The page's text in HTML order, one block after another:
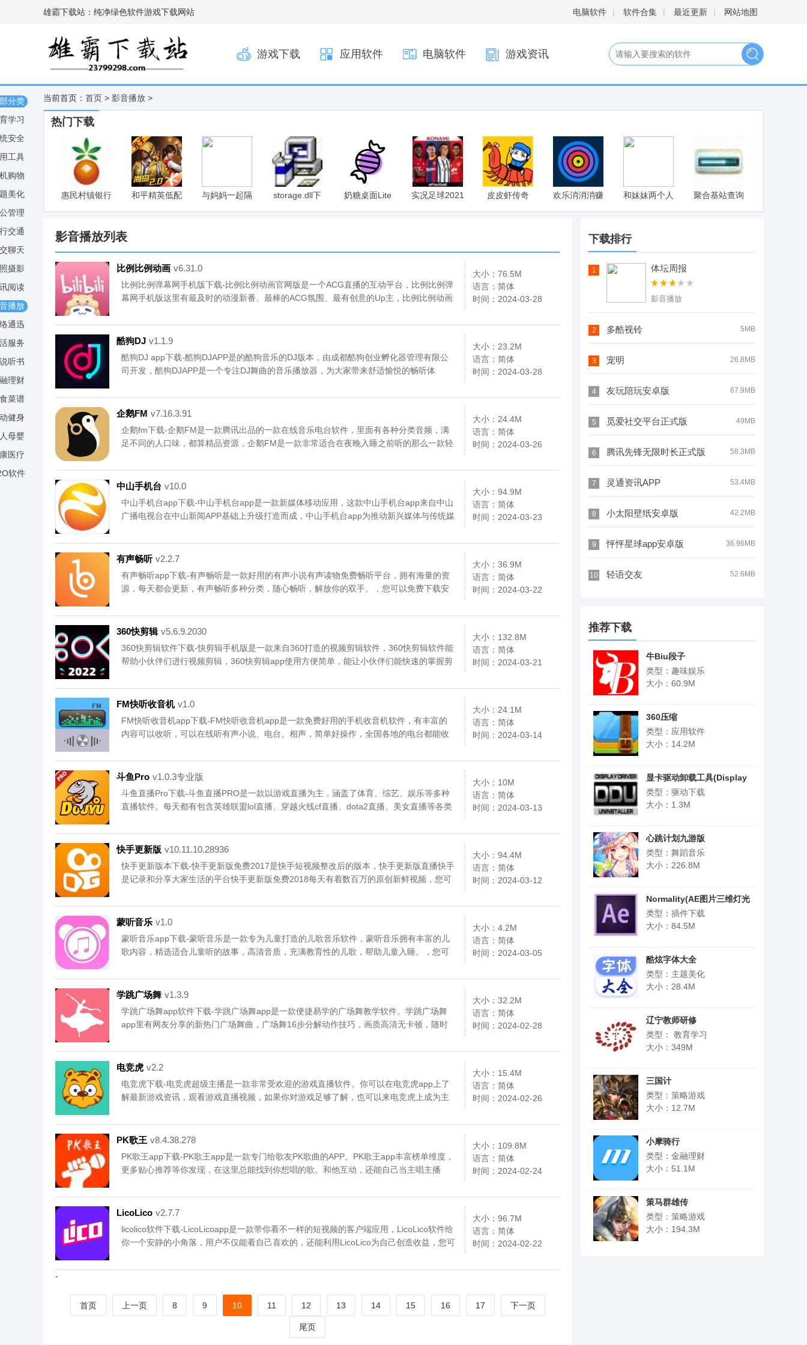
雄霸下载站：纯净绿色软件游戏下载网站 电脑软件 | 软件合集 | 最近更新 | 网站地图
游戏下载 应用软件 电脑软件 游戏资讯
当前首页： 首页 > 影音播放 >
热门下载
惠民村镇银行
网银助手
和平精英低配
版
与妈妈一起隔
离V6最新版
storage.dll下
载
奶糖桌面Lite 实况足球2021 皮皮虾传奇
欢乐消消消赚
钱版
和妹妹两个人
看家安卓汉化
聚合基站查询
影音播放列表
大小：76.5M
语言：简体
时间：2024-03-28
比例比例动画 v6.31.0
比例比例弹幕网手机版下载-比例比例动画官网版是一个ACG直播的互动平台，比例比例弹
幕网手机版这里有最及时的动漫新番、最棒的ACG氛围、最有创意的Up主，比例比例动画
大家可以在比例比例弹幕网app这里找到许多欢乐，您可以免费下载安卓手机比例比例动
画。
大小：23.2M
语言：简体
时间：2024-03-28
酷狗DJ v1.1.9
酷狗DJ app下载-酷狗DJAPP是的酷狗音乐的DJ版本，由成都酷狗创业孵化器管理有限公
司开发，酷狗DJAPP是一个专注DJ舞曲的音乐播放器，为大家带来舒适愉悦的畅听体
大小：24.4M
语言：简体
时间：2024-03-26
企鹅FM v7.16.3.91
企鹅fm下载-企鹅FM是一款腾讯出品的一款在线音乐电台软件，里面有各种分类音频，满
足不同的人口味，都算精品资源，企鹅FM是一款非常适合在夜晚入睡之前听的那么一款轻
大小：94.9M
语言：简体
时间：2024-03-23
中山手机台 v10.0
中山手机台app下载-中山手机台app是一款新媒体移动应用，这款中山手机台app来自中山
广播电视台在中山新闻APP基础上升级打造而成，中山手机台app为推动新兴媒体与传统媒
下载安卓手机中山手机台。
大小：36.9M
语言：简体
时间：2024-03-22
有声畅听 v2.2.7
有声畅听app下载-有声畅听是一款好用的有声小说有声读物免费畅听平台，拥有海量的资
源，每天都会更新，有声畅听多种分类，随心畅听，解放你的双手。，您可以免费下载安
大小：132.8M
语言：简体
时间：2024-03-21
360快剪辑 v5.6.9.2030
360快剪辑软件下载-快剪辑手机版是一款来自360打造的视频剪辑软件，360快剪辑软件能
帮助小伙伴们进行视频剪辑，360快剪辑app使用方便简单，能让小伙伴们能快速的掌握剪
大小：24.1M
语言：简体
时间：2024-03-14
FM快听收音机 v1.0
FM快听收音机app下载-FM快听收音机app是一款免费好用的手机收音机软件，有丰富的
内容可以收听，可以在线听有声小说、电台。相声，简单好操作，全国各地的电台都能收
大小：10M
语言：简体
时间：2024-03-13
斗鱼Pro v1.0.3专业版
斗鱼直播Pro下载-斗鱼直播PRO是一款以游戏直播为主，涵盖了体育、综艺、娱乐等多种
直播软件。每天都有包含英雄联盟lol直播、穿越火线cf直播、dota2直播、美女直播等各类
体验，您可以免费下载安卓手机斗鱼直播Pro。
大小：94.4M
语言：简体
时间：2024-03-12
快手更新版 v10.11.10.28936
快手更新版本下载-快手更新版免费2017是快手短视频整改后的版本，快手更新版直播快手
是记录和分享大家生活的平台快手更新版免费2018每天有着数百万的原创新鲜视频，您可
大小：4.2M
语言：简体
时间：2024-03-05
蒙听音乐 v1.0
蒙听音乐app下载-蒙听音乐是一款专为儿童打造的儿歌音乐软件，蒙听音乐拥有丰富的儿
歌内容，精选适合儿童听的故事，高清音质，充满教育性的儿歌，帮助儿童入睡。，您可
大小：32.2M
语言：简体
时间：2024-02-28
学跳广场舞 v1.3.9
学跳广场舞app软件下载-学跳广场舞app是一款便捷易学的广场舞教学软件。学跳广场舞
app里有网友分享的新热门广场舞曲，广场舞16步分解动作技巧，画质高清无卡顿，随时
大小：15.4M
语言：简体
时间：2024-02-26
电竞虎 v2.2
电竞虎下载-电竞虎超级主播是一款非常受欢迎的游戏直播软件。你可以在电竞虎app上了
解最新游戏资讯，观看游戏直播视频，如果你对游戏足够了解，也可以来电竞虎上成为主
大小：109.8M
语言：简体
时间：2024-02-24
PK歌王 v8.4.38.278
PK歌王app下载-PK歌王app是一款专门给歌友PK歌曲的APP。PK歌王app丰富榜单维度，
更多贴心推荐等你发现，在这里总能找到你想唱的歌。和他互动，还能自己当主唱主播
大小：96.7M
语言：简体
时间：2024-02-22
LicoLico v2.7.7
licolico软件下载-LicoLicoapp是一款带你看不一样的短视频的客户端应用，LicoLico软件给
你一个安静的小角落，用户不仅能看自己喜欢的，还能利用LicoLico为自己创造收益，您可
-
首页 上一页 8 9 10 11 12 13 14 15 16 17 下一页
尾页
下载排行
1 体坛周报
影音播放
2 5MB
多酷视铃
3 26.8MB
宠明
4 67.9MB
友玩陪玩安卓版
5 49MB
觅爱社交平台正式版
6 58.3MB
腾讯先锋无限时长正式版
7 53.4MB
灵通资讯APP
8 42.2MB
小太阳壁纸安卓版
9 36.96MB
怦怦星球app安卓版
10 52.6MB
轻语交友
推荐下载
牛Biu段子
类型：趣味娱乐
大小：60.9M
360压缩
类型：应用软件
大小：14.2M
显卡驱动卸载工具(Display
Driver Uninstaller)
类型：驱动下载
大小：1.3M
心跳计划九游版
类型：舞蹈音乐
大小：226.8M
Normality(AE图片三维灯光
插件)
类型：插件下载
大小：84.5M
酷炫字体大全
类型：主题美化
大小：28.4M
辽宁教师研修
类型： 教育学习
大小：349M
三国计
类型：策略游戏
大小：12.7M
小摩骑行
类型：金融理财
大小：51.1M
策马群雄传
类型：策略游戏
大小：194.3M
分类
学习
安全
工具
购物
美化
管理
交通
聊天
摄影
阅读
播放
通迅
服务
听书
理财
菜谱
健身
母婴
医疗
软件